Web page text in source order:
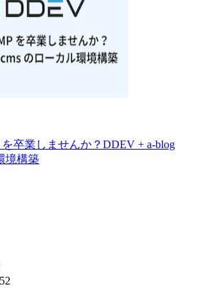
卒業しませんか？DDEV + a-blog
境構築
52